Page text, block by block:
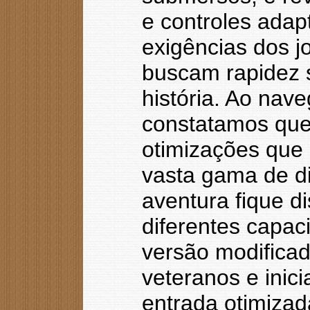
e controles
exigências dos
buscam rapidez
história. Ao
constatamos
otimizações
vasta gama de
aventura fique
diferentes
versão
veteranos e
entrada